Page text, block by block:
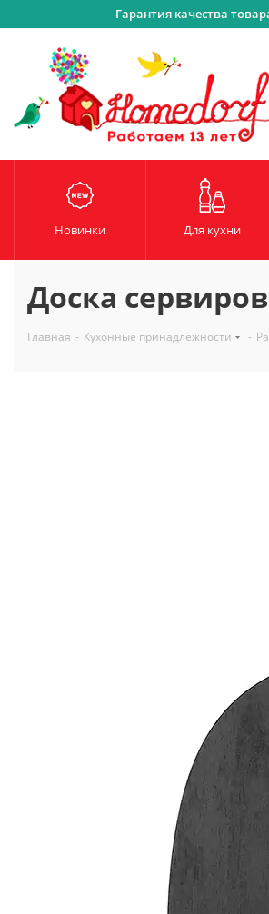
Гарантия качества
Новинки Для кухни
Доска
Главная - Кухонные принадлежности -